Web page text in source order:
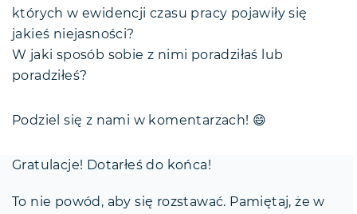
których w ewidencji czasu pracy pojawiły się
jakieś niejasności?
W jaki sposób sobie z nimi poradziłaś lub
poradziłeś?
Podziel się z nami w komentarzach! 😄
Gratulacje! Dotarłeś do końca!
To nie powód, aby się rozstawać. Pamiętaj, że w